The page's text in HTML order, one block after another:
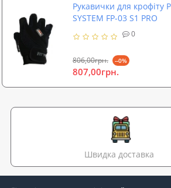
Рукавички для крофіту
SYSTEM FP-03 S1 PRO
0
806,00грн. --0%
807,00грн.
Швидка доставка